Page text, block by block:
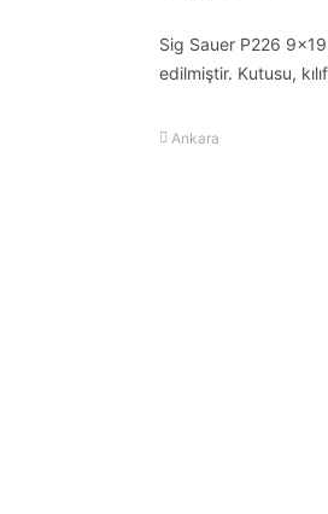
Sig Sauer P226
edilmiştir. Kutusu,
Ankara